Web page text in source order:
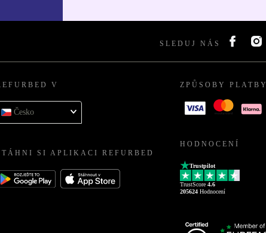
SLEDUJ NÁS
V
Česko
SI APLIKACI REFURBED
ZPŮSOBY PLATBY
HODNOCENÍ
Trustpilot
TrustScore 4.6
205624 Hodnocení